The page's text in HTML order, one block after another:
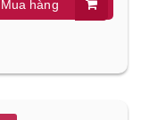
Mua hàng